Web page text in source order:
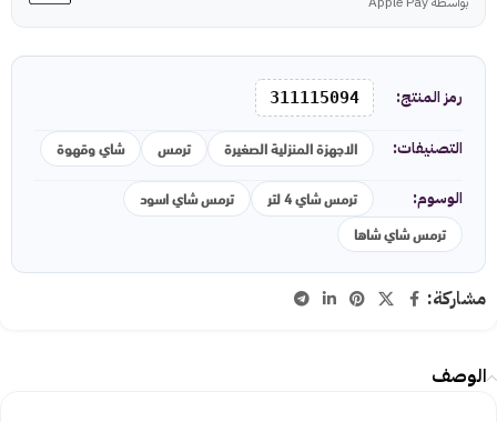
رمز المنتج: 311115094
التصنيفات: الاجهزة المنزلية الصغيرة ترمس شاي وقهوة
الوسوم: ترمس شاي 4 لتر
ترمس شاي اسود
ترمس شاي شاها
مشاركة:
الوصف